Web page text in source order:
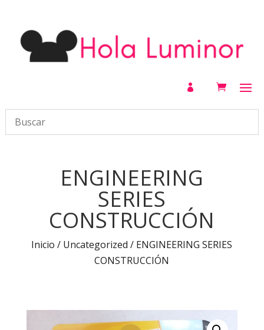

ENGINEERING
SERIES
CONSTRUCCIÓN
Inicio / Uncategorized / ENGINEERING SERIES
CONSTRUCCIÓN